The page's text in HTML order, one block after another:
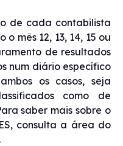
de cada contabilista
mês 12, 13, 14, 15 ou
de resultados
num diário específico
os casos, seja
como de
saber mais sobre o
consulta a área do
.